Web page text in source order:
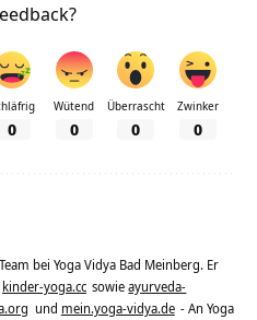
0
Wütend
0
Überrascht
0
Zwinker
0
bei Yoga Vidya Bad Meinberg. Er
kinder-yoga.cc sowieayurveda-
und mein.yoga-vidya.de - An Yoga